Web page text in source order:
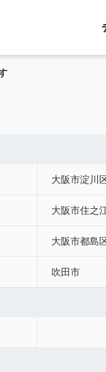
大阪市淀川
大阪市住之
大阪市都島
吹田市